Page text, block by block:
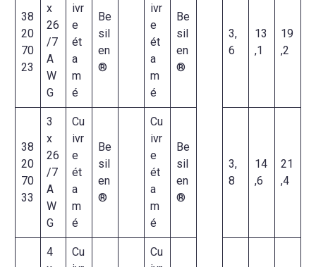
38
20
70
23
x
26
/7
A
W
G
ivr
e
ét
a
m
é
Be
sil
en
®
ivr
e
ét
a
m
é
Be
sil
en
®
3,
6
13
,1
19
,2
38
20
70
33
3
x
26
/7
A
W
G
Cu
ivr
e
ét
a
m
é
Be
sil
en
®
Cu
ivr
e
ét
a
m
é
Be
sil
en
®
3,
8
14
,6
21
,4
4
Cu
Cu